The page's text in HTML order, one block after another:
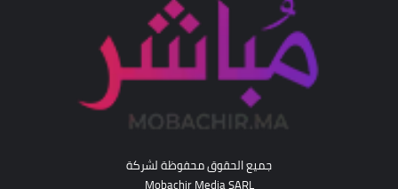
جميع الحقوق محفوظة لشركة